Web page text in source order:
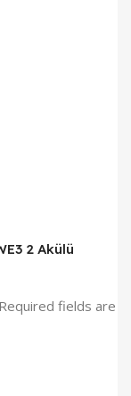
2 Akülü
Required fields are